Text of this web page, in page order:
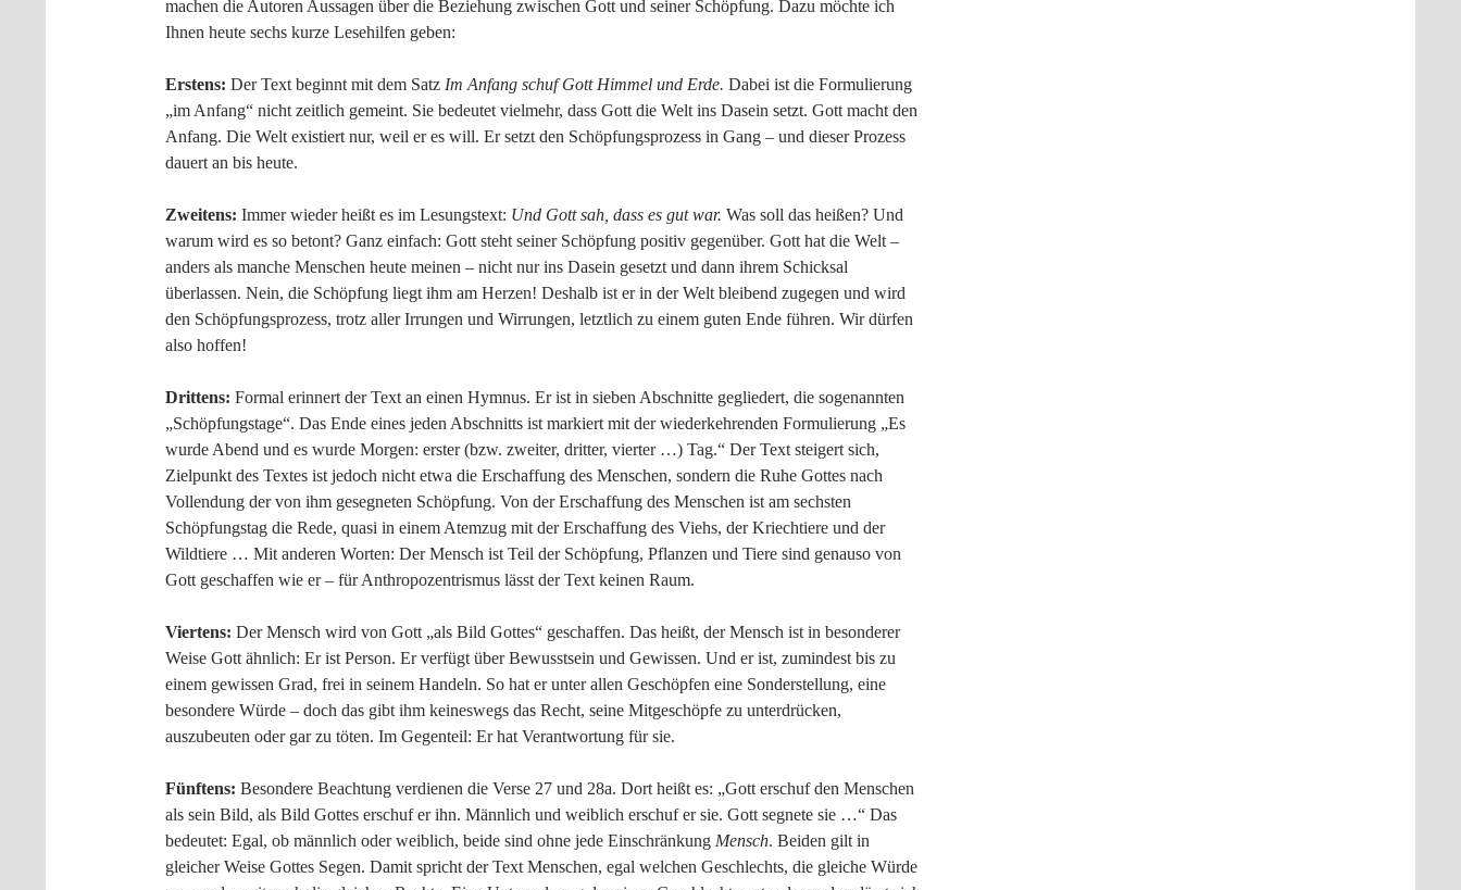
machen die Autoren Aussagen über die Beziehung zwischen Gott und seiner Schöpfung. Dazu möchte ich
Ihnen heute sechs kurze Lesehilfen geben:
Erstens: Der Text beginnt mit dem Satz Im Anfang schuf Gott Himmel und Erde. Dabei ist die Formulierung
„im Anfang“ nicht zeitlich gemeint. Sie bedeutet vielmehr, dass Gott die Welt ins Dasein setzt. Gott macht den
Anfang. Die Welt existiert nur, weil er es will. Er setzt den Schöpfungsprozess in Gang – und dieser Prozess
dauert an bis heute.
Zweitens: Immer wieder heißt es im Lesungstext: Und Gott sah, dass es gut war. Was soll das heißen? Und
warum wird es so betont? Ganz einfach: Gott steht seiner Schöpfung positiv gegenüber. Gott hat die Welt –
anders als manche Menschen heute meinen – nicht nur ins Dasein gesetzt und dann ihrem Schicksal
überlassen. Nein, die Schöpfung liegt ihm am Herzen! Deshalb ist er in der Welt bleibend zugegen und wird
den Schöpfungsprozess, trotz aller Irrungen und Wirrungen, letztlich zu einem guten Ende führen. Wir dürfen
also hoffen!
Drittens: Formal erinnert der Text an einen Hymnus. Er ist in sieben Abschnitte gegliedert, die sogenannten
„Schöpfungstage“. Das Ende eines jeden Abschnitts ist markiert mit der wiederkehrenden Formulierung „Es
wurde Abend und es wurde Morgen: erster (bzw. zweiter, dritter, vierter …) Tag.“ Der Text steigert sich,
Zielpunkt des Textes ist jedoch nicht etwa die Erschaffung des Menschen, sondern die Ruhe Gottes nach
Vollendung der von ihm gesegneten Schöpfung. Von der Erschaffung des Menschen ist am sechsten
Schöpfungstag die Rede, quasi in einem Atemzug mit der Erschaffung des Viehs, der Kriechtiere und der
Wildtiere … Mit anderen Worten: Der Mensch ist Teil der Schöpfung, Pflanzen und Tiere sind genauso von
Gott geschaffen wie er – für Anthropozentrismus lässt der Text keinen Raum.
Viertens: Der Mensch wird von Gott „als Bild Gottes“ geschaffen. Das heißt, der Mensch ist in besonderer
Weise Gott ähnlich: Er ist Person. Er verfügt über Bewusstsein und Gewissen. Und er ist, zumindest bis zu
einem gewissen Grad, frei in seinem Handeln. So hat er unter allen Geschöpfen eine Sonderstellung, eine
besondere Würde – doch das gibt ihm keineswegs das Recht, seine Mitgeschöpfe zu unterdrücken,
auszubeuten oder gar zu töten. Im Gegenteil: Er hat Verantwortung für sie.
Fünftens: Besondere Beachtung verdienen die Verse 27 und 28a. Dort heißt es: „Gott erschuf den Menschen
als sein Bild, als Bild Gottes erschuf er ihn. Männlich und weiblich erschuf er sie. Gott segnete sie …“ Das
bedeutet: Egal, ob männlich oder weiblich, beide sind ohne jede Einschränkung Mensch. Beiden gilt in
gleicher Weise Gottes Segen. Damit spricht der Text Menschen, egal welchen Geschlechts, die gleiche Würde